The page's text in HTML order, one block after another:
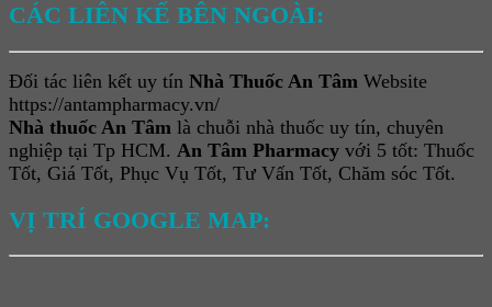
CÁC LIÊN KẾ BÊN NGOÀI:
Đối tác liên kết uy tín Nhà Thuốc An Tâm Website
https://antampharmacy.vn/
Nhà thuốc An Tâm là chuỗi nhà thuốc uy tín, chuyên
nghiệp tại Tp HCM. An Tâm Pharmacy với 5 tốt: Thuốc
Tốt, Giá Tốt, Phục Vụ Tốt, Tư Vấn Tốt, Chăm sóc Tốt.
VỊ TRÍ GOOGLE MAP: